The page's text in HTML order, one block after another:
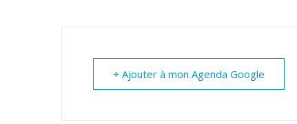
+ Ajouter à mon Agenda Google